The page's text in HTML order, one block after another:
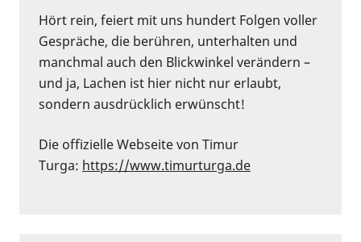
Hört rein, feiert mit uns hundert Folgen voller
Gespräche, die berühren, unterhalten und
manchmal auch den Blickwinkel verändern –
und ja, Lachen ist hier nicht nur erlaubt,
sondern ausdrücklich erwünscht!
Die offizielle Webseite von Timur
Turga: https://www.timurturga.de